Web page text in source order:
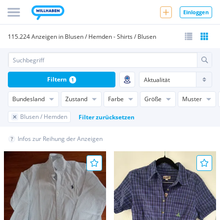
Einloggen
115.224 Anzeigen in Blusen / Hemden - Shirts / Blusen
Bundesland Zustand Farbe Größe Muster
Blusen / Hemden Filter zurücksetzen
Filtern 1
Infos zur Reihung der Anzeigen